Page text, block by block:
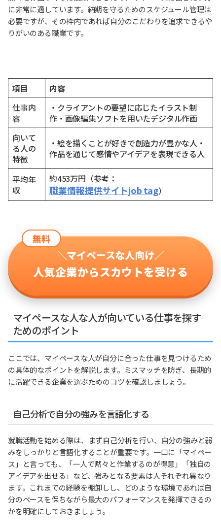
に非常に適しています。納期を守るためのスケジュール管理は
必要ですが、その枠内であれば自分のこだわりを追求できるや
りがいのある職業です。
項目
内容
仕事内
容
・クライアントの要望に応じたイラスト制
作・画像編集ソフトを用いたデジタル作画
向いて
る人の
特徴
・絵を描くことが好きで創造力が豊かな人・
作品を通じて感情やアイデアを表現できる人
平均年
収
約453万円（参考：
職業情報提供サイトjob tag）
無料
＼マイペースな人向け／
人気企業からスカウトを受ける
マイペースな人な人が向いている仕事を探す
ためのポイント
ここでは、マイペースな人が自分に合った仕事を見つけるため
の具体的なポイントを解説します。ミスマッチを防ぎ、長期的
に活躍できる企業を選ぶためのコツを確認しましょう。
自己分析で自分の強みを言語化する
就職活動を始める際は、まず自己分析を行い、自分の強みと弱
みをしっかりと言語化することが重要です。一口に「マイペー
ス」と言っても、「一人で黙々と作業するのが得意」「独自の
アイデアを出せる」など、強みとなる要素は人それぞれ異なり
ます。これまでの経験を棚卸しし、どのような環境であれば自
分のペースを保ちながら最大のパフォーマンスを発揮できるの
かを明確にしておきましょう。